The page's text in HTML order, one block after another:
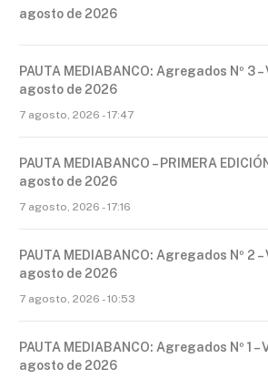
agosto de 2026
PAUTA MEDIABANCO: Agregados Nº 3
agosto de 2026
7 agosto, 2026 - 17:47
PAUTA MEDIABANCO – PRIMERA
agosto de 2026
7 agosto, 2026 - 17:16
PAUTA MEDIABANCO: Agregados Nº 2
agosto de 2026
7 agosto, 2026 - 10:53
PAUTA MEDIABANCO: Agregados Nº 1
agosto de 2026